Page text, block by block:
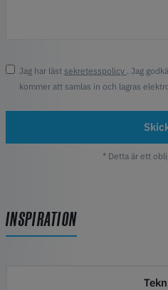
Jag har läst sekretesspolicy . Jag
kommer att samlas in och lagras
* Detta är ett
INSPIRATION